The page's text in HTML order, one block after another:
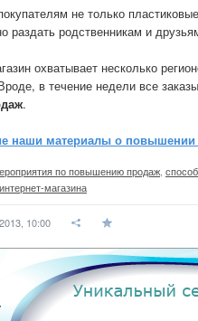
не только
раздать родственникам и
охватывает несколько
в течение недели все
.
наши материалы о
по повышению продаж
магазина
10:00